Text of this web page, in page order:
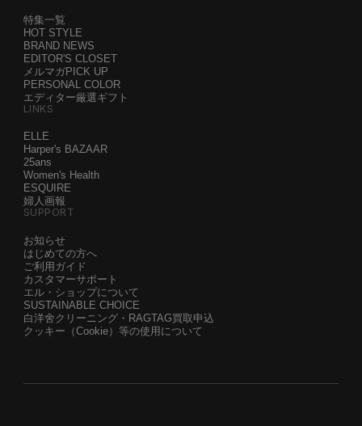
特集一覧
HOT STYLE
BRAND NEWS
EDITOR'S CLOSET
メルマガPICK UP
PERSONAL COLOR
エディター厳選ギフト
LINKS
ELLE
Harper's BAZAAR
25ans
Women's Health
ESQUIRE
婦人画報
SUPPORT
お知らせ
はじめての方へ
ご利用ガイド
カスタマーサポート
エル・ショップについて
SUSTAINABLE CHOICE
白洋舍クリーニング・RAGTAG買取申込
クッキー（Cookie）等の使用について